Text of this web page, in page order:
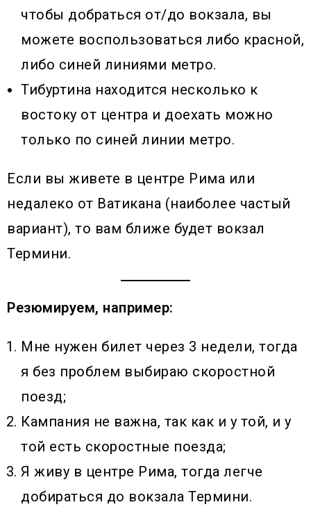
чтобы добраться от/до вокзала, вы
можете воспользоваться либо красной,
либо синей линиями метро.
Тибуртина находится несколько к
востоку от центра и доехать можно
только по синей линии метро.
Если вы живете в центре Рима или
недалеко от Ватикана (наиболее частый
вариант), то вам ближе будет вокзал
Термини.
Резюмируем, например:
Мне нужен билет через 3 недели, тогда
я без проблем выбираю скоростной
поезд;
Кампания не важна, так как и у той, и у
той есть скоростные поезда;
Я живу в центре Рима, тогда легче
добираться до вокзала Термини.